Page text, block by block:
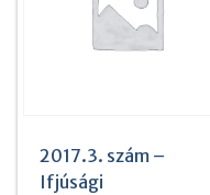
2017.3. szám –
Ifjúsági